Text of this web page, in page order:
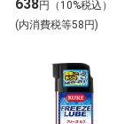
638円（10%税込）
(内消費税等58円)